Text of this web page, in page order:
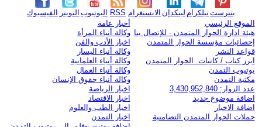
الفيسبوك التويتر اليوتيوب RSS الانستغرام لينكدإن تيلكرامبنترست
الموقع الرئيسي
هيئة ادارة الحوار المتمدن - للإتصال بنا
إحصائيات مؤسسة الحوار المتمدن
قواعد النشر
ابرز كتاب / كاتبات الحوار المتمدن
يوتيوب التمدن
مكتبة التمدن
عدد الزوار: 3,430,952,840
اضافة موضوع جديد
اضافة الاخبار
حملات الحوار المتمدن التضامنية
أخبار عامة
وكالة أنباء المرأة
اخبار الأدب والفن
وكالة أنباء اليسار
وكالة أنباء العلمانية
وكالة أنباء العمال
وكالة أنباء حقوق الإنسان
اخبار الرياضة
اخبار الاقتصاد
اخبار الطب والعلوم
اخبار التمدن